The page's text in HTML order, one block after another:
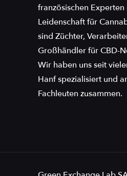
französischen
Leidenschaft für
sind Züchter,
Großhändler für CBD-
Wir haben uns seit
Hanf spezialisiert und
Fachleuten zusammen.